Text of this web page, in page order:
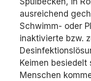
ausreichend
Schwimm- oder
inaktivierte bzw.
Keimen besiedelt
Menschen